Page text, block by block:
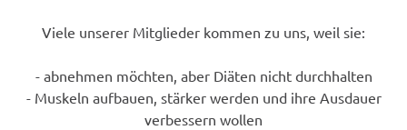
Viele unserer Mitglieder kommen zu uns, weil sie:
- abnehmen möchten, aber Diäten nicht durchhalten
- Muskeln aufbauen, stärker werden und ihre Ausdauer
verbessern wollen